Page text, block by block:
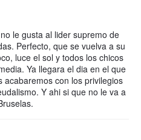
le gusta al lider supremo de
Perfecto, que se vuelva a su
luce el sol y todos los chicos
Ya llegara el dia en el que
acabaremos con los privilegios
Y ahi si que no le va a